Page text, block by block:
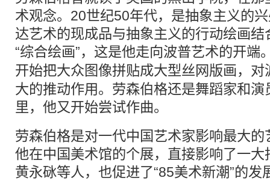
术观念。20世纪50年代，是抽象主义的
达艺术的现成品与抽象主义的行动绘画
“综合绘画”，这是他走向波普艺术的开端
开始把大众图像拼贴成大型丝网版画，
大的推动作用。劳森伯格还是舞蹈家和
里，他又开始尝试作曲。
劳森伯格是对一代中国艺术家影响最大
他在中国美术馆的个展，直接影响了一
黄永砯等人，也促进了“85美术新潮”的